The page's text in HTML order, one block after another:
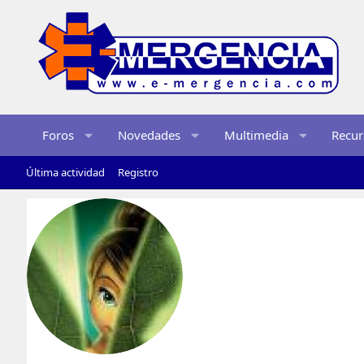
Foros Novedades Multimedia
Última actividad Registro